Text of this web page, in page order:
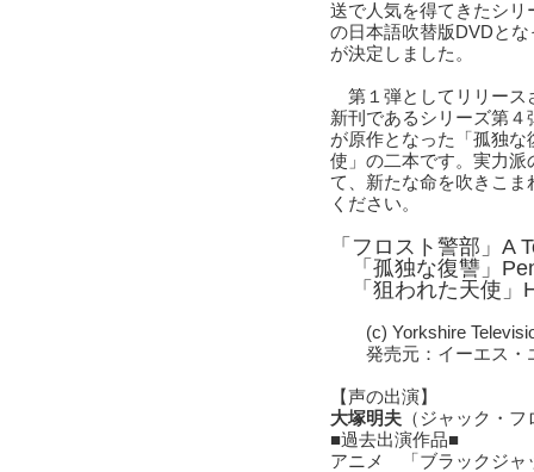
送で人気を得てきたシリ
の日本語吹替版DVDと
が決定しました。
第１弾としてリリース
新刊であるシリーズ第
が原作となった「孤独
使」の二本です。実力派
て、新たな命を吹きこ
ください。
「フロスト警部」A
「孤独な復讐」
「狙われた天使」
(c) Yorkshire
発売元：イーエス・
【声の出演】
大塚明夫 （ジャック・
■過去出演作品■
アニメ 「ブラックジャ